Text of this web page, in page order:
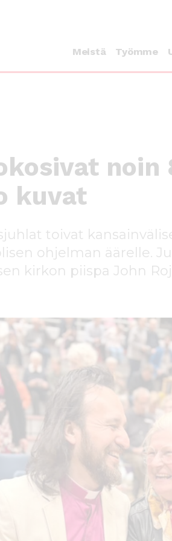
Meistä Työmme
noin
kuvat
toivat
ohjelman äärelle.
kirkon piispa John